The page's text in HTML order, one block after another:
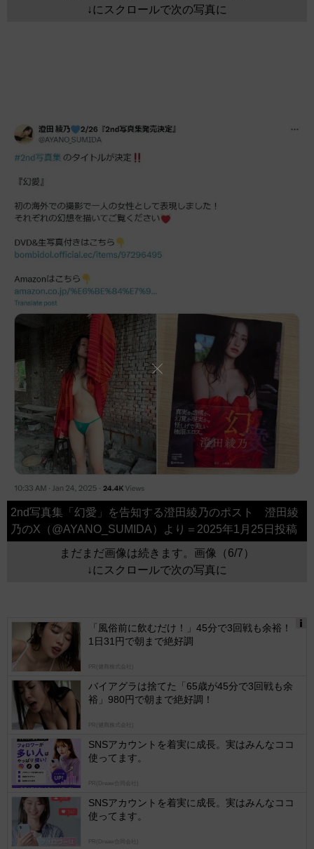
↓にスクロールで次の写真に
2nd写真集「幻愛」を告知する澄田綾乃のポスト 澄田綾
乃のX（@AYANO_SUMIDA）より＝2025年1月25日投稿
まだまだ画像は続きます。画像（6/7）
↓にスクロールで次の写真に
「風俗前に飲むだけ！」45分で3回戦も余裕！
1日31円で朝まで絶好調
PR(健商株式会社)
バイアグラは捨てた「65歳が45分で3回戦も余
裕」980円で朝まで絶好調！
PR(健商株式会社)
SNSアカウントを着実に成長。実はみんなココ
使ってます。
PR(Dreaw合同会社)
SNSアカウントを着実に成長。実はみんなココ
使ってます。
PR(Dreaw合同会社)